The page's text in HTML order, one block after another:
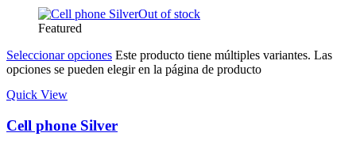
Out of stock
Featured
Seleccionar opciones Este producto tiene múltiples variantes. Las
opciones se pueden elegir en la página de producto
Quick View
Cell phone Silver